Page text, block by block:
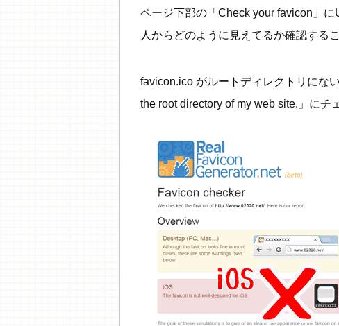
ページ下部の「Check your favicon」
人からどのように見えてるか確認する
favicon.ico がルートディレクトリにな
the root directory of my web site.」にチ